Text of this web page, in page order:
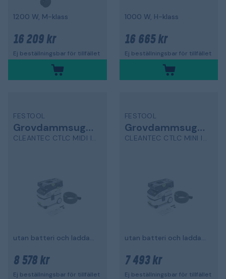
1200 W, M-klass
16 209 kr
Ej beställningsbar för tillfället
1000 W, H-klass
16 665 kr
Ej beställningsbar för tillfället
FESTOOL
Grovdammsugare
CLEANTEC CTLC MIDI I-Basic
utan batteri och laddare, L-klass
8 578 kr
Ej beställningsbar för tillfället
FESTOOL
Grovdammsugare
CLEANTEC CTLC MINI I-Basic
utan batteri och laddare, L-klass
7 493 kr
Ej beställningsbar för tillfället